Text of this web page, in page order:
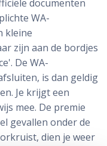
documenten
WA-
kleine
zijn aan de bordjes
De WA-
is dan geldig
Je krijgt een
mee. De premie
gevallen onder de
dien je weer